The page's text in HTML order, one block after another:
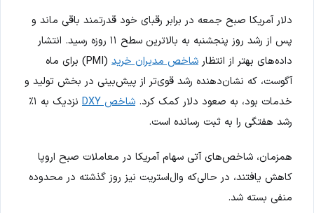
دلار آمریکا صبح جمعه در برابر رقبای خود قدرتمند باقی ماند و
پس از رشد روز پنجشنبه به بالاترین سطح ۱۱ روزه رسید. انتشار
داده‌های بهتر از انتظار شاخص مدیران خرید
(PMI) برای ماه
آگوست، که نشان‌دهنده رشد قوی‌تر از پیش‌بینی در بخش تولید و
خدمات بود، به صعود دلار کمک کرد. شاخص DXY
نزدیک به ۱٪
رشد هفتگی را به ثبت رسانده است.
همزمان، شاخص‌های آتی سهام آمریکا در معاملات صبح اروپا
کاهش یافتند، در حالی‌که وال‌استریت نیز روز گذشته در محدوده
منفی بسته شد.